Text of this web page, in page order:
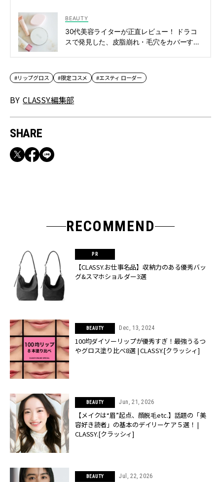
BEAUTY
30代美容ライターが正直レビュー！ ドラコ
スで発見した、皮脂崩れ・毛穴をカバーする
#リップグロス #限定コスメ #エスティ ローダー
BY CLASSY.編集部
SHARE
RECOMMEND
【CLASSY.お仕事名品】収納力のある優秀バッ
グ&スマホショルダー3選
BEAUTY Dec, 13, 2024
100均ダイソーリップが優秀すぎ！最強うるつ
やグロス塗り比べ8選 | CLASSY.[クラッシィ]
BEAUTY Jun, 21, 2026
【メイクは“眉”起点、顔脱毛etc.】話題の「美
容好き読者」の基本のデイリーケア５選！ |
CLASSY.[クラッシィ]
BEAUTY Jul, 22, 2026